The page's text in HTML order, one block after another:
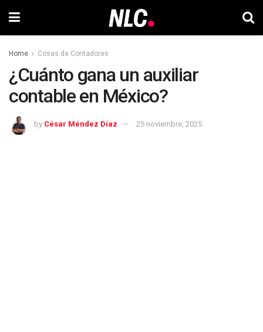
Home Cosas de Contadores
¿Cuánto gana un auxiliar
contable en México?
by César Méndez Díaz 25 noviembre, 2025